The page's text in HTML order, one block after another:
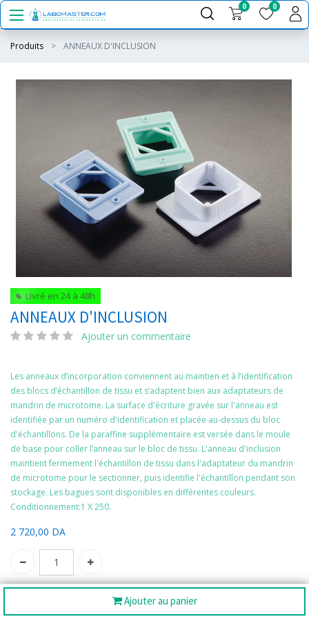
0 0
Produits ANNEAUX D'INCLUSION
Ajouter au panier
Livré en 24 à 48h
ANNEAUX D'INCLUSION
Ajouter un commentaire
Les anneaux d’incorporation conviennent au maintien et à l’identification
des blocs d’échantillon de tissu et s’adaptent bien aux adaptateurs de
mandrin de microtome. La surface d'écriture gravée sur l'anneau est
identifiée par un numéro d'identification et placée au-dessus du bloc
d'échantillons. De la paraffine supplémentaire est versée dans le moule
de base pour coller l’anneau sur le bloc de tissu. L'anneau d'inclusion
maintient fermement l'échantillon de tissu dans l'adaptateur du mandrin
de microtome pour le sectionner, puis identifie l'échantillon pendant son
stockage. Les bagues sont disponibles en différentes couleurs.
Conditionnement:1 X 250.
2 720,00 DA
SKU: